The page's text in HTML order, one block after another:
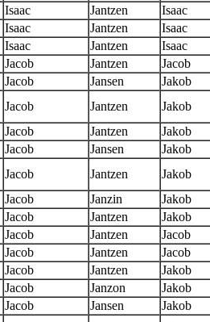
Isaac Jantzen
Isaac
Isaac Jantzen
Isaac
Isaac Jantzen
Isaac
Jacob Jantzen
Jacob
Jacob Jansen
Jakob
Jacob Jantzen
Jakob
Jacob Jantzen
Jakob
Jacob Jansen
Jakob
Jacob Jantzen
Jakob
Jacob Janzin
Jakob
Jacob Jantzen
Jakob
Jacob Jantzen
Jacob
Jacob Jantzen
Jacob
Jacob Jantzen
Jakob
Jacob Janzon
Jakob
Jacob Jansen
Jakob